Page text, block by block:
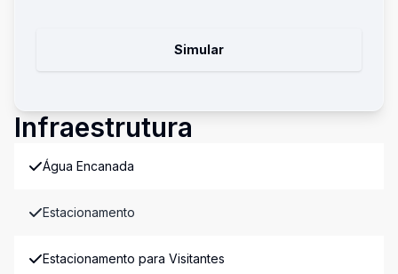
Simular
Infraestrutura
Água Encanada
Estacionamento
Estacionamento para Visitantes